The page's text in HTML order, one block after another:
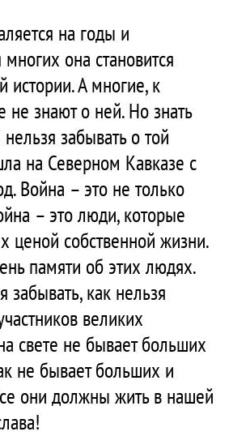
на годы и
она становится
истории. А многие, к
знают о ней. Но знать
забывать о той
на Северном Кавказе с
Война – это не только
– это люди, которые
ценой собственной жизни.
памяти об этих людях.
забывать, как нельзя
великих
свете не бывает больших
не бывает больших и
они должны жить в нашей